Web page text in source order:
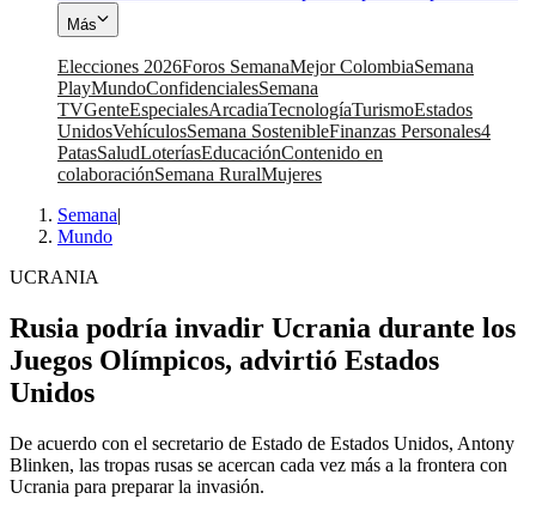
Más
Elecciones 2026Foros SemanaMejor ColombiaSemana
PlayMundoConfidencialesSemana
TVGenteEspecialesArcadiaTecnologíaTurismoEstados
UnidosVehículosSemana SostenibleFinanzas Personales4
PatasSaludLoteríasEducaciónContenido en
colaboraciónSemana RuralMujeres
Semana|
Mundo
UCRANIA
Rusia podría invadir Ucrania durante los
Juegos Olímpicos, advirtió Estados
Unidos
De acuerdo con el secretario de Estado de Estados Unidos, Antony
Blinken, las tropas rusas se acercan cada vez más a la frontera con
Ucrania para preparar la invasión.